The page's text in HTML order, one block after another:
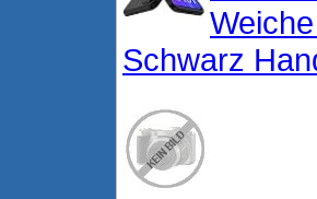
Schwarz